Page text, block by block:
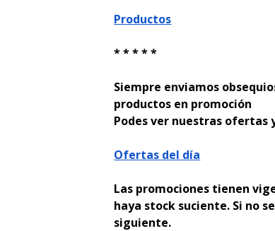
Productos
* * * * *
Siempre enviamos
productos en promoción
Podes ver nuestras ofertas
Ofertas del día
Las promociones tienen
haya stock suficiente. Si no
siguiente.